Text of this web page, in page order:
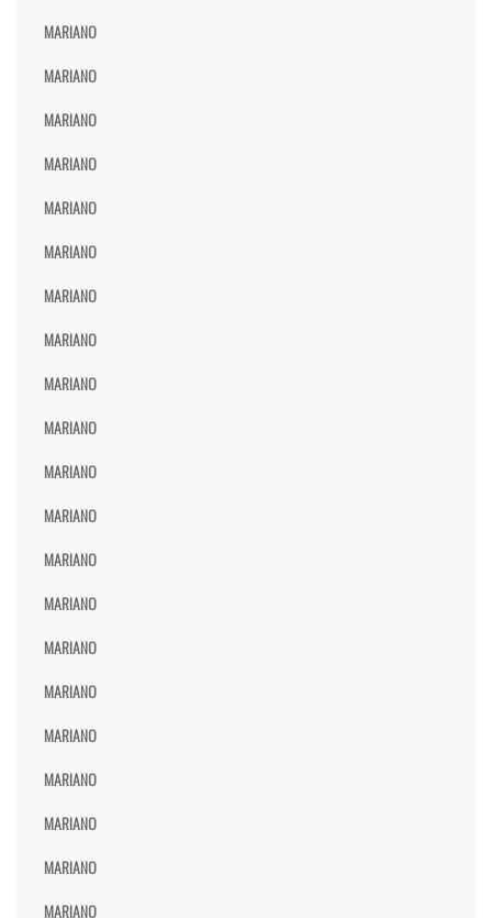
MARIANO
MARIANO
MARIANO
MARIANO
MARIANO
MARIANO
MARIANO
MARIANO
MARIANO
MARIANO
MARIANO
MARIANO
MARIANO
MARIANO
MARIANO
MARIANO
MARIANO
MARIANO
MARIANO
MARIANO
MARIANO